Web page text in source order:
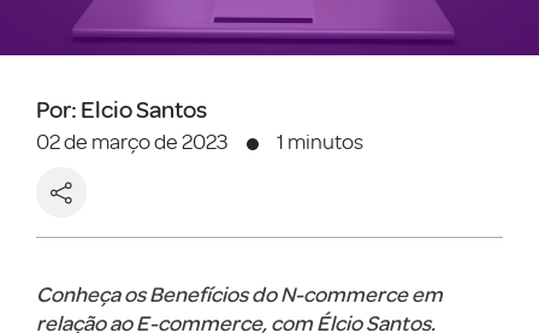
Por: Elcio Santos
02 de março de 2023 1 minutos
Conheça os Benefícios do N-commerce em
relação ao E-commerce, com Élcio Santos.